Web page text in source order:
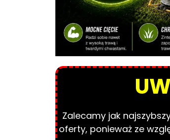
Zalecamy jak
oferty, ponieważ ze